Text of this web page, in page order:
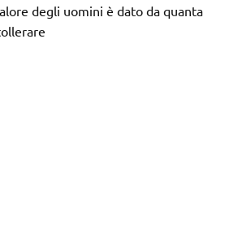
degli uomini è dato da quanta